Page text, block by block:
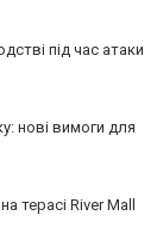
під час атаки
нові вимоги для
терасі River Mall